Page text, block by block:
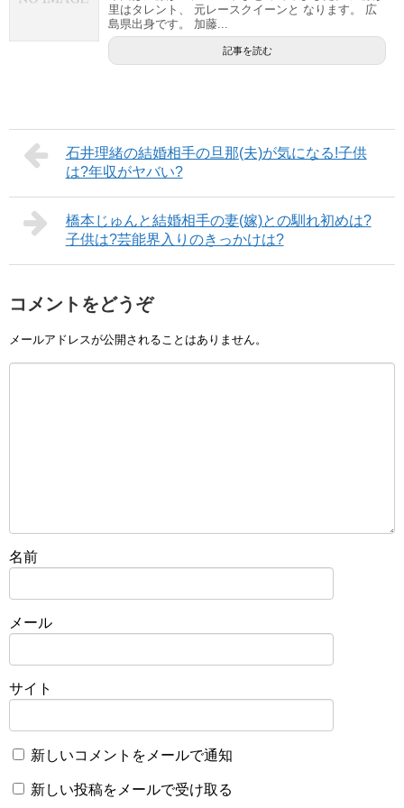
里はタレント、 元レースクイーンと なります。 広
島県出身です。 加藤...
記事を読む
石井理緒の結婚相手の旦那(夫)が気になる!子供
は?年収がヤバい?
橋本じゅんと結婚相手の妻(嫁)との馴れ初めは?
子供は?芸能界入りのきっかけは?
コメントをどうぞ
メールアドレスが公開されることはありません。
名前
メール
サイト
新しいコメントをメールで通知
新しい投稿をメールで受け取る